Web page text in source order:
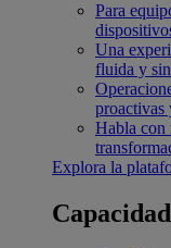
Para
Una
fluida y
proactivas
Habla con
Explora la